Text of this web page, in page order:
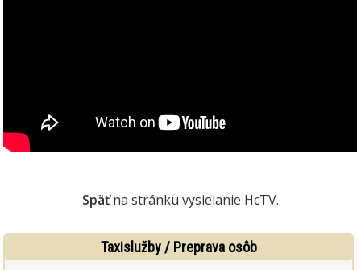
Späťna stránku vysielanie HcTV.
Taxislužby / Preprava osôb